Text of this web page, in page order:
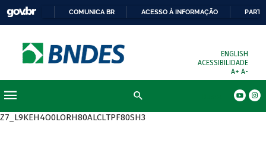
COMUNICA BR ACESSO À INFORMAÇÃO
ENGLISH
ACESSIBILIDADE
A+ A-
Z7_L9KEH4O0LORH80ALCLTPF80SH3